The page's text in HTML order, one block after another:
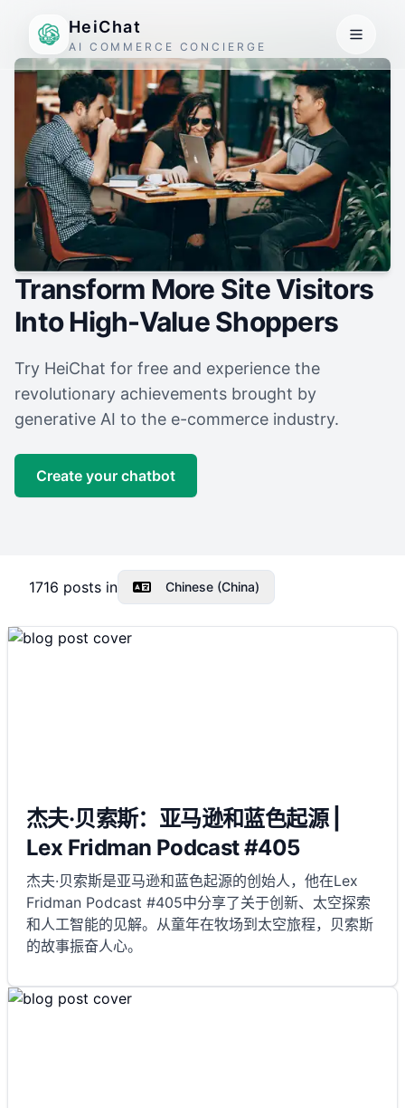
HeiChat
AI COMMERCE CONCIERGE
Transform More Site Visitors
Into High-Value Shoppers
Try HeiChat for free and experience the
revolutionary achievements brought by
generative AI to the e-commerce industry.
Create your chatbot
1716 posts in Chinese (China)
杰夫·贝索斯：亚马逊和蓝色起源 |
Lex Fridman Podcast #405
杰夫·贝索斯是亚马逊和蓝色起源的创始人，他在Lex
Fridman Podcast #405中分享了关于创新、太空探索
和人工智能的见解。从童年在牧场到太空旅程，贝索斯
的故事振奋人心。